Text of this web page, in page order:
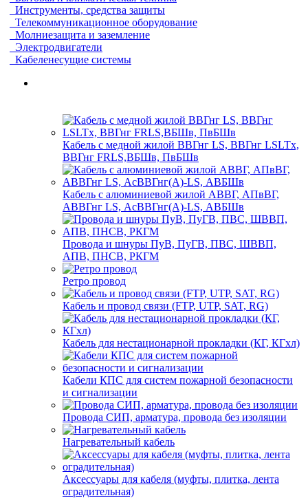
Инструменты, средства защиты
Телекоммуникационное оборудование
Молниезащита и заземление
Электродвигатели
Кабеленесущие системы
Кабель с медной жилой ВВГнг LS, ВВГнг LSLTx,
ВВГнг FRLS,ВБШв, ПвБШв
Кабель с алюминиевой жилой АВВГ, АПвВГ,
АВВГнг LS, АсВВГнг(А)-LS, АВБШв
Провода и шнуры ПуВ, ПуГВ, ПВС, ШВВП,
АПВ, ПНСВ, РКГМ
Ретро провод
Кабель и провод связи (FTP, UTP, SAT, RG)
Кабель для нестационарной прокладки (КГ, КГхл)
Кабели КПС для систем пожарной безопасности
и сигнализации
Провода СИП, арматура, провода без изоляции
Нагревательный кабель
Аксессуары для кабеля (муфты, плитка, лента
оградительная)